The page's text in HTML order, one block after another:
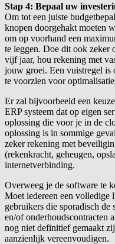
Stap 4: Bepaal uw
Om tot een juiste
knopen doorgehakt moeten
om op voorhand een
te leggen. Doe dit ook zeker
vijf jaar, hou rekening met
jouw groei. Een vuistregel is
te voorzien voor
Er zal bijvoorbeeld een
ERP systeem dat op eigen
oplossing die voor je in de
oplossing is in sommige
zeker rekening met
(rekenkracht, geheugen,
internetverbinding.
Overweeg je de software te
Moet iedereen een volledige
gebruikers die sporadisch
en/of onderhoudscontracten
nog niet definitief gemaakt
aanzienlijk vereenvoudigen.